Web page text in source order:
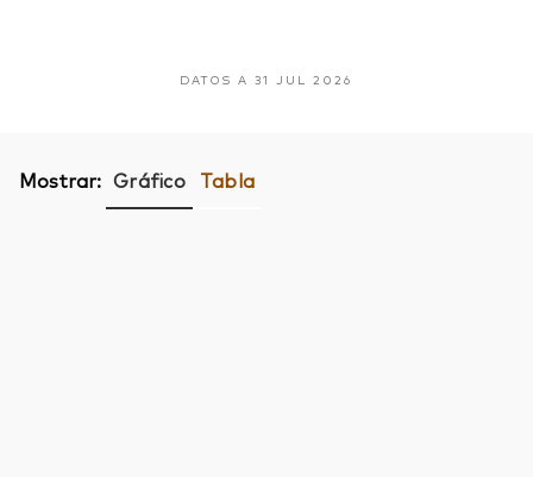
DATOS A 31 JUL 2026
Mostrar: Gráfico Tabla